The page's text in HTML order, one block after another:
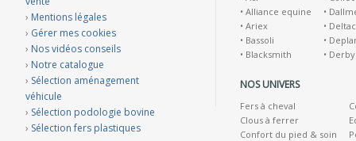
› Mentions légales
› Gérer mes cookies
› Nos vidéos conseils
› Notre catalogue
› Sélection aménagement
véhicule
› Sélection podologie bovine
› Sélection fers plastiques
• Alliance equine
• Ariex
• Bassoli
• Blacksmith
•
•
•
• Derby
NOS UNIVERS
Fers à cheval
Clous à ferrer
Confort du pied & soin